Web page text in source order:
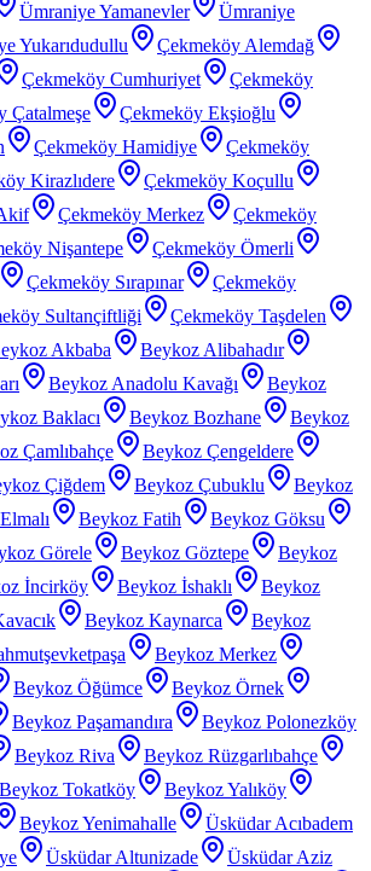
Ümraniye Yamanevler
Ümraniye
Yukarıdudullu
Çekmeköy Alemdağ
Çekmeköy Cumhuriyet
Çekmeköy
Çatalmeşe
Çekmeköy Ekşioğlu
Çekmeköy Hamidiye
Çekmeköy
Kirazlıdere
Çekmeköy Koçullu
Çekmeköy Merkez
Çekmeköy
Nişantepe
Çekmeköy Ömerli
Çekmeköy Sırapınar
Çekmeköy
Sultançiftliği
Çekmeköy Taşdelen
Akbaba
Beykoz Alibahadır
Beykoz Anadolu Kavağı
Beykoz
Baklacı Beykoz Bozhane
Beykoz
Çamlıbahçe
Beykoz Çengeldere
Çiğdem Beykoz Çubuklu
Beykoz
Beykoz Fatih
Beykoz Göksu
Görele Beykoz Göztepe
Beykoz
İncirköy Beykoz İshaklı
Beykoz
Beykoz Kaynarca
Beykoz
Beykoz Merkez
Beykoz Öğümce
Beykoz Örnek
Beykoz Paşamandıra
Beykoz Polonezköy
Beykoz Riva
Beykoz Rüzgarlıbahçe
Beykoz Tokatköy
Beykoz Yalıköy
Beykoz Yenimahalle
Üsküdar Acıbadem
Üsküdar Altunizade Üsküdar Aziz